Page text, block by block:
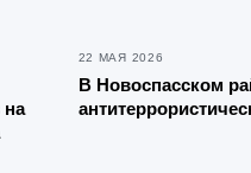
на
22 МАЯ 2026
В Новоспасском